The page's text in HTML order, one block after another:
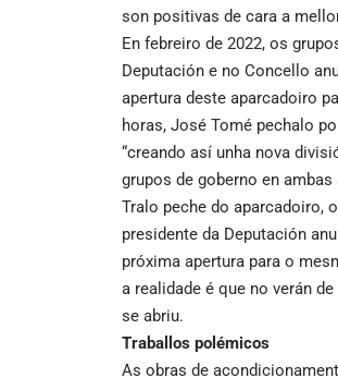
son positivas de cara a
En febreiro de 2022, os
Deputación e no Concello
apertura deste aparcadoiro
horas, José Tomé pechalo
“creando así unha nova
grupos de goberno en
Tralo peche do aparcadoiro,
presidente da Deputación
próxima apertura para o
a realidade é que no verán
se abriu.
Traballos polémicos
As obras de